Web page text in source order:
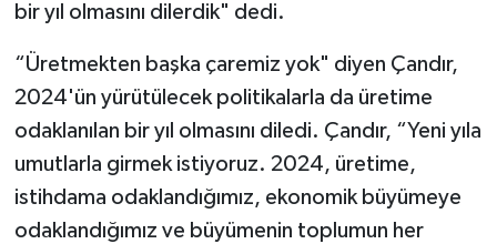
bir yıl olmasını dilerdik" dedi.
“Üretmekten başka çaremiz yok" diyen Çandır,
2024'ün yürütülecek politikalarla da üretime
odaklanılan bir yıl olmasını diledi. Çandır, “Yeni yıla
umutlarla girmek istiyoruz. 2024, üretime,
istihdama odaklandığımız, ekonomik büyümeye
odaklandığımız ve büyümenin toplumun her